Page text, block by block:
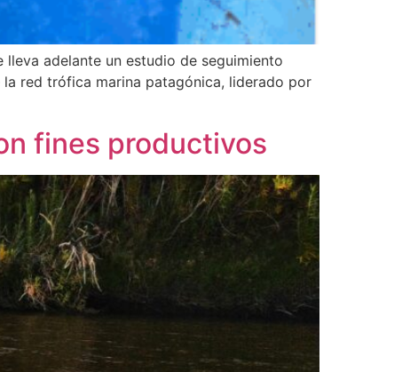
adelante un estudio de seguimiento
red trófica marina patagónica, liderado por
fines productivos